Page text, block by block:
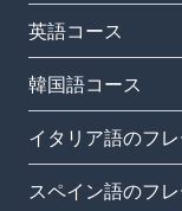
英語コース
韓国語コース
イタリア語のフ
スペイン語のフ